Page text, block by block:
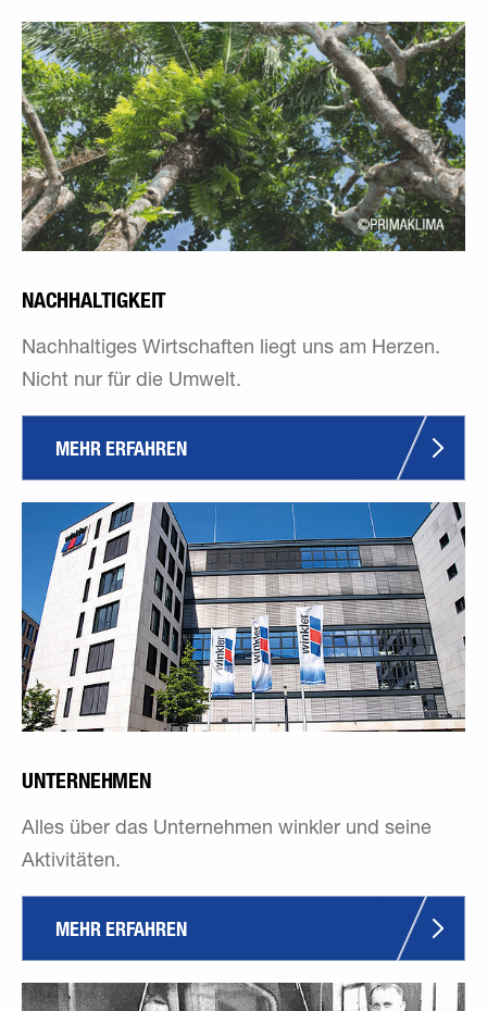
NACHHALTIGKEIT
Nachhaltiges Wirtschaften liegt uns am Herzen.
Nicht nur für die Umwelt.
MEHR ERFAHREN
UNTERNEHMEN
Alles über das Unternehmen winkler und seine
Aktivitäten.
MEHR ERFAHREN